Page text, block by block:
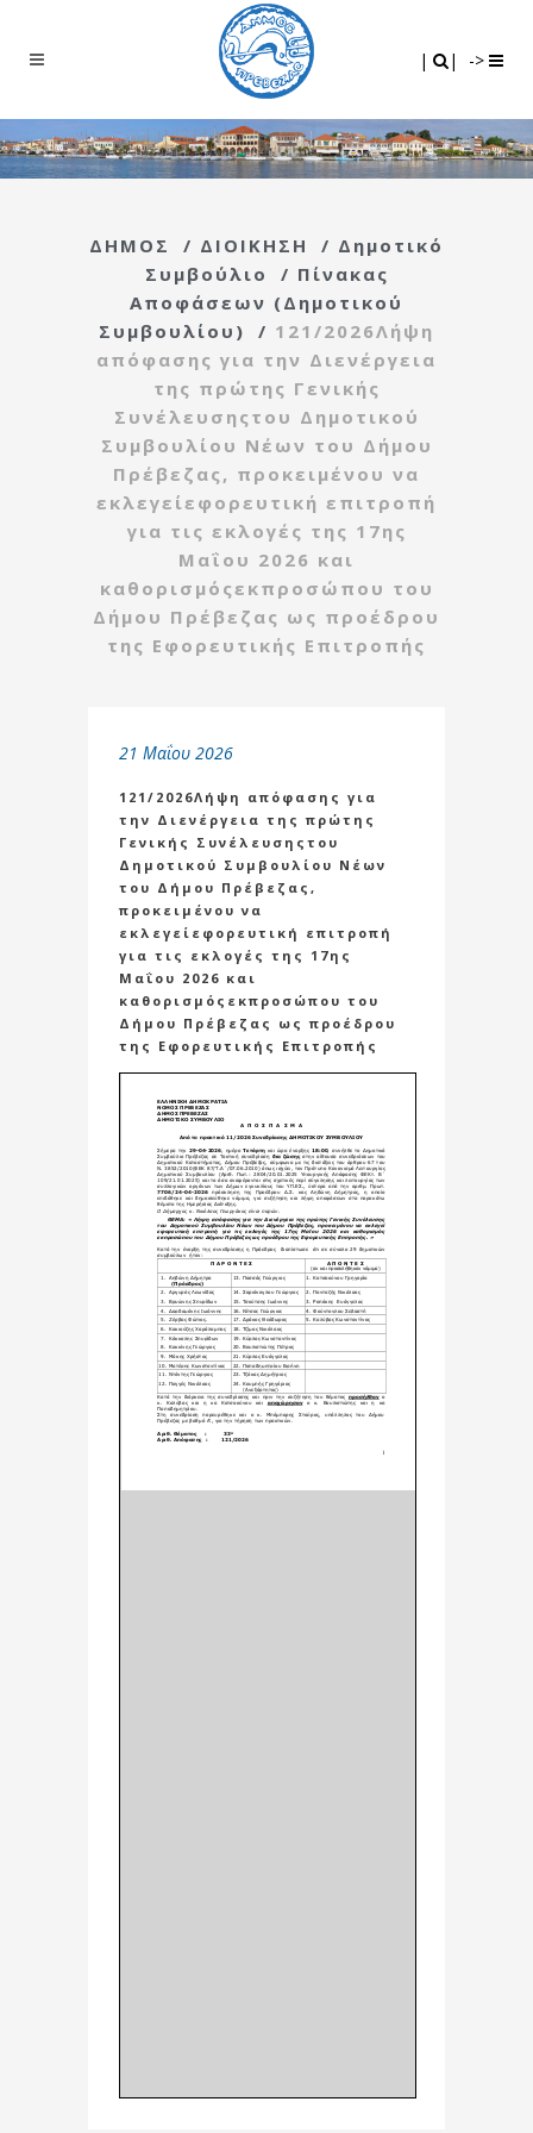
| | ->
ΔΗΜΟΣ / ΔΙΟΙΚΗΣΗ / Δημοτικό
Συμβούλιο
/ Πίνακας
Αποφάσεων (Δημοτικού
Συμβουλίου)
/ 121/2026Λήψη
απόφασης για την Διενέργεια
της πρώτης Γενικής
Συνέλευσηςτου Δημοτικού
Συμβουλίου Νέων του Δήμου
Πρέβεζας, προκειμένου να
εκλεγείεφορευτική επιτροπή
για τις εκλογές της 17ης
Μαΐου 2026 και
καθορισμόςεκπροσώπου του
Δήμου Πρέβεζας ως προέδρου
της Εφορευτικής Επιτροπής
21 Μαΐου 2026
121/2026Λήψη απόφασης για
την Διενέργεια της πρώτης
Γενικής Συνέλευσηςτου
Δημοτικού Συμβουλίου Νέων
του Δήμου Πρέβεζας,
προκειμένου να
εκλεγείεφορευτική επιτροπή
για τις εκλογές της 17ης
Μαΐου 2026 και
καθορισμόςεκπροσώπου του
Δήμου Πρέβεζας ως προέδρου
της Εφορευτικής Επιτροπής